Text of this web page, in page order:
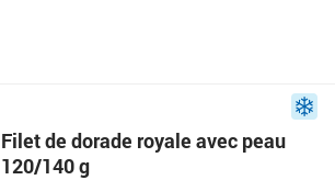
Filet de dorade royale avec peau
120/140 g